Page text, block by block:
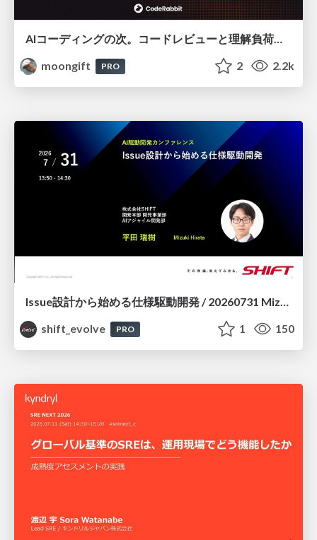
moongift
PRO 2 2.2k
Issue設計から始める仕様駆動開発 / 20260731 Mizuki Hirata
shift_evolve
PRO 1 150